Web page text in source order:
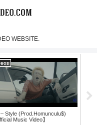
WEBSITE.
– Style (Prod.Homunculu$)
Music Video】